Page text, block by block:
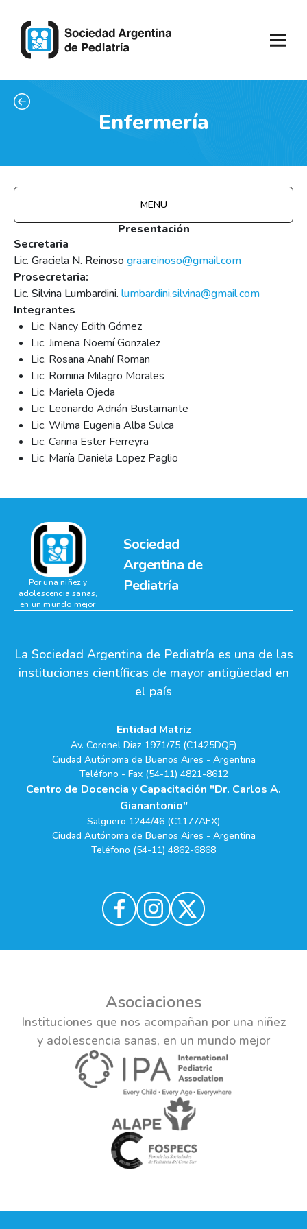
Enfermería
MENU
Presentación
Secretaria
Lic. Graciela N. Reinoso graareinoso@gmail.com
Prosecretaria:
Lic. Silvina Lumbardini. lumbardini.silvina@gmail.com
Integrantes
Lic. Nancy Edith Gómez
Lic. Jimena Noemí Gonzalez
Lic. Rosana Anahí Roman
Lic. Romina Milagro Morales
Lic. Mariela Ojeda
Lic. Leonardo Adrián Bustamante
Lic. Wilma Eugenia Alba Sulca
Lic. Carina Ester Ferreyra
Lic. María Daniela Lopez Paglio
Sociedad
Argentina de
Pediatría
Por una niñez y
adolescencia sanas,
en un mundo mejor
La Sociedad Argentina de Pediatría es una de las
instituciones científicas de mayor antigüedad en
el país
Entidad Matriz
Av. Coronel Diaz 1971/75 (C1425DQF)
Ciudad Autónoma de Buenos Aires - Argentina
Teléfono - Fax (54-11) 4821-8612
Centro de Docencia y Capacitación "Dr. Carlos A.
Gianantonio"
Salguero 1244/46 (C1177AEX)
Ciudad Autónoma de Buenos Aires - Argentina
Teléfono (54-11) 4862-6868
Asociaciones
Instituciones que nos acompañan por una niñez
y adolescencia sanas, en un mundo mejor